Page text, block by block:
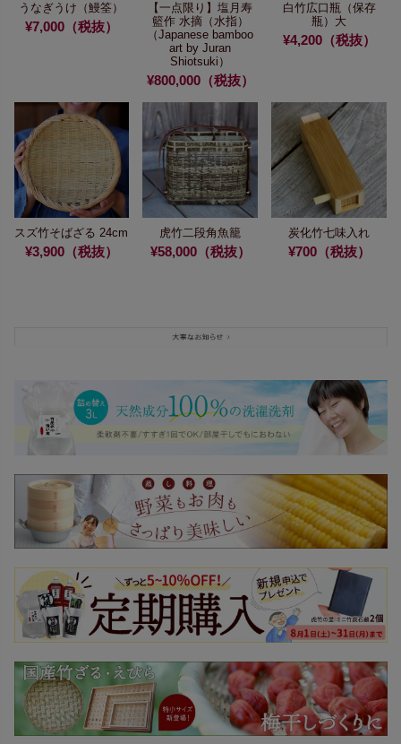
うなぎうけ（鰻筌）
¥7,000（税抜）
【一点限り】塩月寿
籃作 水摘（水指）
（Japanese bamboo
art by Juran
Shiotsuki）
¥800,000（税抜）
白竹広口瓶（保存
瓶）大
¥4,200（税抜）
スズ竹そばざる 24cm
¥3,900（税抜）
虎竹二段角魚籠
¥58,000（税抜）
炭化竹七味入れ
¥700（税抜）